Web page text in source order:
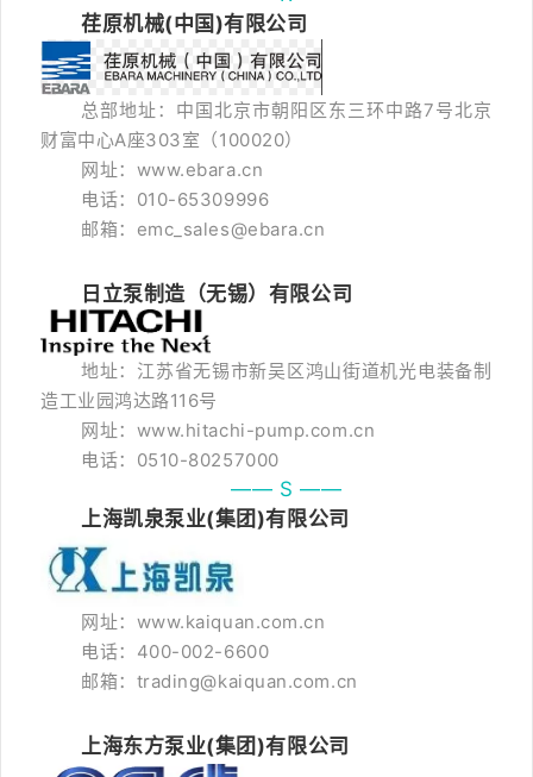
荏原机械(中国)有限公司
总部地址：中国北京市朝阳区东三环中路7号北京
财富中心A座303室（100020）
网址：www.ebara.cn
电话：010-65309996
邮箱：emc_sales@ebara.cn
日立泵制造（无锡）有限公司
地址：江苏省无锡市新吴区鸿山街道机光电装备制
造工业园鸿达路116号
网址：www.hitachi-pump.com.cn
电话：0510-80257000
—— S ——
上海凯泉泵业(集团)有限公司
网址：www.kaiquan.com.cn
电话：400-002-6600
邮箱：trading@kaiquan.com.cn
上海东方泵业(集团)有限公司